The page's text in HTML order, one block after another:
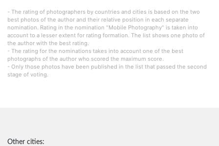
- The rating of photographers by countries and cities is based on the two
best photos of the author and their relative position in each separate
nomination. Rating in the nomination "Mobile Photography" is taken into
account to a lesser extent for rating formation. The list shows one photo of
the author with the best rating.
- The rating for the nominations takes into account one of the best
photographs of the author who scored the maximum score.
- Only those photos have been published in the list that passed the second
stage of voting.
Other cities: